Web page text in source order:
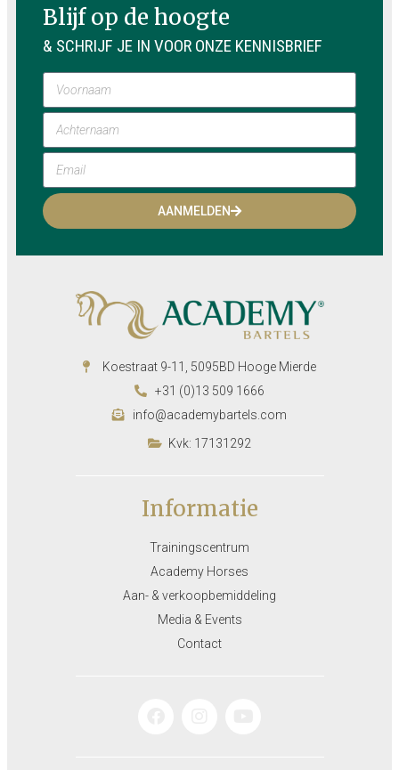
Blijf op de hoogte
& SCHRIJF JE IN VOOR ONZE KENNISBRIEF
AANMELDEN
Koestraat 9-11, 5095BD Hooge Mierde
+31 (0)13 509 1666
info@academybartels.com
Kvk: 17131292
Informatie
Trainingscentrum
Academy Horses
Aan- & verkoopbemiddeling
Media & Events
Contact